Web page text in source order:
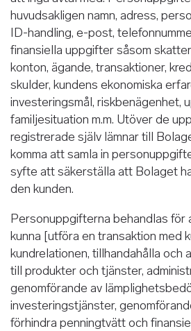
huvudsakligen namn, adress,
ID-handling, e-post,
finansiella uppgifter såsom
konton, ägande, transaktioner,
skulder, kundens ekonomiska
investeringsmål, riskbenägenhet,
familjesituation m.m. Utöver de
registrerade själv lämnar till
komma att samla in
syfte att säkerställa att Bolaget
den kunden.
Personuppgifterna behandlas för
kunna [utföra en transaktion med
kundrelationen, tillhandahålla och
till produkter och tjänster,
genomförande av
investeringstjänster,
förhindra penningtvätt och